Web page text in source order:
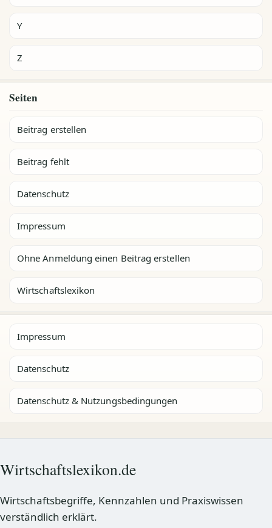
Y
Z
Seiten
Beitrag erstellen
Beitrag fehlt
Datenschutz
Impressum
Ohne Anmeldung einen Beitrag erstellen
Wirtschaftslexikon
Impressum
Datenschutz
Datenschutz & Nutzungsbedingungen
Wirtschaftslexikon.de
Wirtschaftsbegriffe, Kennzahlen und Praxiswissen
verständlich erklärt.